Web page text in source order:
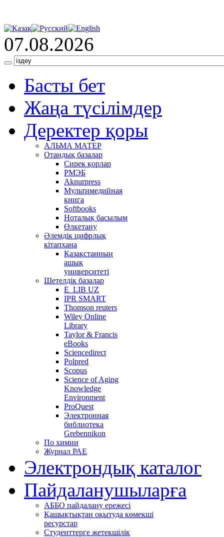
07.08.2026
Басты бет
Жаңа түсілімдер
Деректер қоры
АЛЬМА МАТЕР
Отандық базалар
Сирек қорлар
РМЭБ
Аknurpress
Мультимедийная
книга
Softbooks
Ноталық басылым
Өлкетану
Әлемдік цифрлық
кітапхана
Қазақстанның
ашық
университеті
Шетелдік базалар
E_LIB UZ
IPR SMART
Thomson reuters
Wiley Online
Library
Taylor & Francis
eBooks
Sciencedirect
Polpred
Scopus
Science of Aging
Knowledge
Environment
ProQuest
Электронная
библиотека
Grebennikon
По химии
Журнал РАЕ
Электрондық каталог
Пайдаланушыларға
АББО пайдалану ережесі
Қашықтықтан оқытуда көмекші
ресурстар
Студенттерге жетекшілік